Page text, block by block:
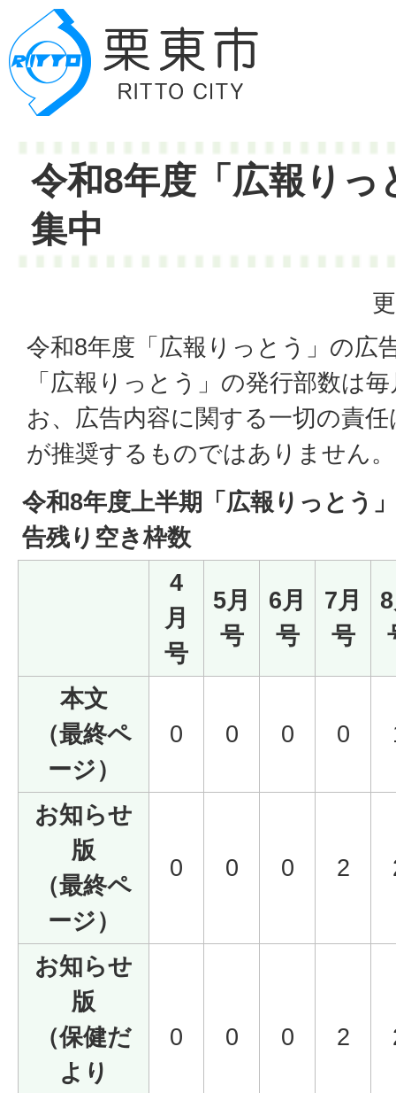
令和8年度「広報りっ
集中
令和8年度「広報りっとう」の広
「広報りっとう」の発行部数は
お、広告内容に関する一切の責
が推奨するものではありません。
令和8年度上半期「広報りっとう
告残り空き枠数
4
月
号
5月
号
6月
号
7月
号
本文
（最終ペ
ージ）
0 0 0 0
お知らせ
版
（最終ペ
ージ）
0 0 0 2
お知らせ
版
（保健だ
より
0 0 0 2